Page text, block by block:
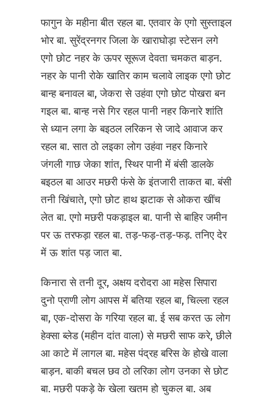
फागुन के महीना बीत रहल बा. एतवार के एगो सुस्ताइल
भोर बा. सुरेंद्रनगर जिला के खाराघोड़ा स्टेसन लगे
एगो छोट नहर के ऊपर सूरूज देवता चमकत बाड़न.
नहर के पानी रोके खातिर काम चलावे लाइक एगो छोट
बान्ह बनावल बा, जेकरा से उहंवा एगो छोट पोखरा बन
गइल बा. बान्ह नसे गिर रहल पानी नहर किनारे शांति
से ध्यान लगा के बइठल लरिकन से जादे आवाज कर
रहल बा. सात ठो लइका लोग उहंवा नहर किनारे
जंगली गाछ जेका शांत, स्थिर पानी में बंसी डालके
बइठल बा आउर मछरी फंसे के इंतजारी ताकत बा. बंसी
तनी खिंचाते, एगो छोट हाथ झटाक से ओकरा खींच
लेत बा. एगो मछरी पकड़ाइल बा. पानी से बाहिर जमीन
पर ऊ तरफड़ा रहल बा. तड़-फड़-तड़-फड़. तनिए देर
में ऊ शांत पड़ जात बा.
किनारा से तनी दूर, अक्षय दरोदरा आ महेस सिपारा
दुनो प्राणी लोग आपस में बतिया रहल बा, चिल्ला रहल
बा, एक-दोसरा के गरिया रहल बा. ई सब करत ऊ लोग
हेक्सा ब्लेड (महीन दांत वाला) से मछरी साफ करे, छीले
आ काटे में लागल बा. महेस पंद्रह बरिस के होखे वाला
बाड़न. बाकी बचल छव ठो लरिका लोग उनका से छोट
बा. मछरी पकड़े के खेला खतम हो चुकल बा. अब